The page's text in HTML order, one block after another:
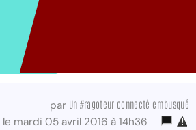
par Un #ragoteur connecté embusqué
le mardi 05 avril 2016 à 14h36